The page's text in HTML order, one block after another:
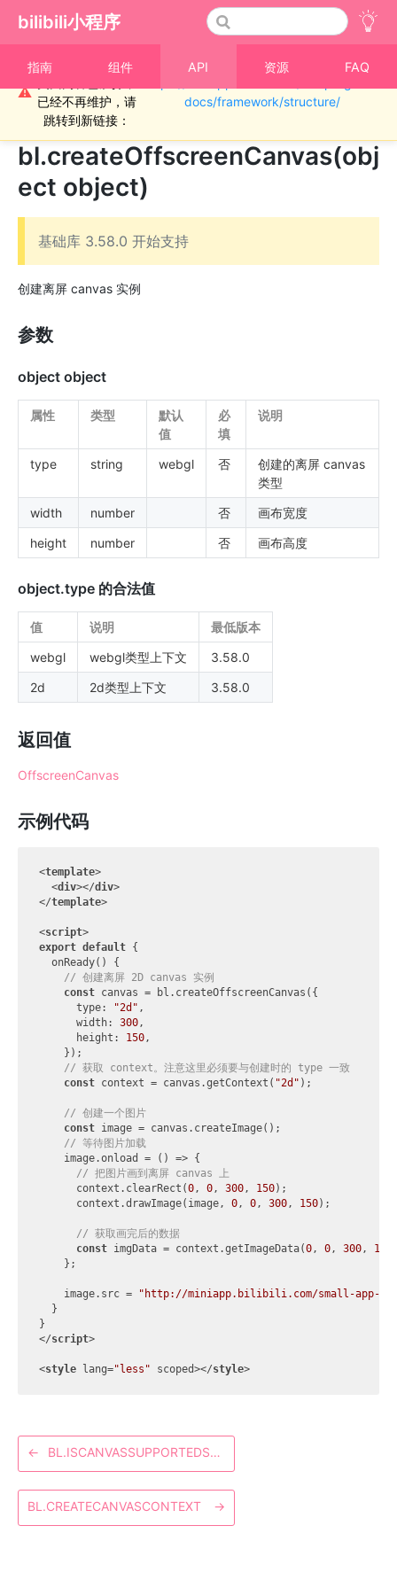
bilibili小程序
指南 组件 API 资源 FAQ
⚠
重要通知！！！本
已经不再维护，请
跳转到新链接：
docs/framework/structure/
› 画布
OffscreenCanvas
bl.createOffscreenCanvas(obj
ect object)
基础库 3.58.0 开始支持
创建离屏 canvas 实例
参数
object object
属性 类型
默认
值
必
填
说明
type string webgl 否
创建的离屏 canvas
类型
width
number 否
画布宽度
height
number 否 画布高度
object.type 的合法值
值 说明
最低版本
webgl
webgl类型上下文
3.58.0
2d
2d类型上下文 3.58.0
返回值
OffscreenCanvas
示例代码
<template>
<div></div>
</template>
<script>
export default {
  onReady() {
// 创建离屏 2D canvas 实例
const canvas = bl.createOffscreenCanvas({
type: "2d" ,
width: 300,
height : 150,
    });
// 获取 context。注意这里必须要与创建时的 type 一致
const context = canvas.getContext( "2d" );
// 创建一个图片
const image = canvas.createImage();
// 等待图片加载
    image.onload =
() => {
// 把图片画到离屏 canvas 上
      context.clearRect(
0, 0, 300, 150);
      context.drawImage(image,
0, 0, 300, 150);
// 获取画完后的数据
const imgData = context.getImageData(0, 0, 300, 150
    };
    image.src =
"http://miniapp.bilibili.com/small-app-
  }
</script>
<style lang="less" scoped></style>
← BL.ISCANVASSUPPORTEDSYNC
BL.CREATECANVASCONTEXT →